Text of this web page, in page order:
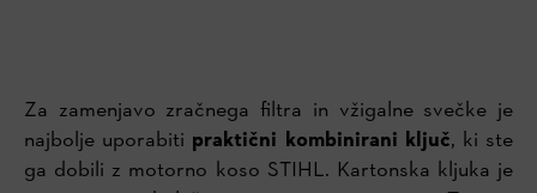
Za zamenjavo zračnega filtra in vžigalne svečke je
najbolje uporabiti praktični kombinirani ključ, ki ste
ga dobili z motorno koso STIHL. Kartonska kljuka je